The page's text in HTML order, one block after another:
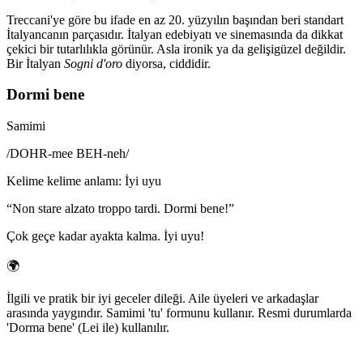
Treccani'ye göre bu ifade en az 20. yüzyılın başından beri standart
İtalyancanın parçasıdır. İtalyan edebiyatı ve sinemasında da dikkat
çekici bir tutarlılıkla görünür. Asla ironik ya da gelişigüzel değildir.
Bir İtalyan Sogni d'oro diyorsa, ciddidir.
Dormi bene
Samimi
/DOHR-mee BEH-neh/
Kelime kelime anlamı: İyi uyu
“Non stare alzato troppo tardi. Dormi bene!”
Çok geçe kadar ayakta kalma. İyi uyu!
🌍
İlgili ve pratik bir iyi geceler dileği. Aile üyeleri ve arkadaşlar
arasında yaygındır. Samimi 'tu' formunu kullanır. Resmi durumlarda
'Dorma bene' (Lei ile) kullanılır.